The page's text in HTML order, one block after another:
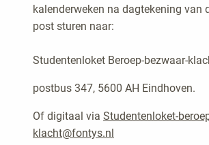
5% van het bedrag van de
vordering;
1% van het bedrag van de
de vordering;
kalenderweken na dagtekening van
post sturen naar:
Studentenloket Beroep-bezwaar-
postbus 347, 5600 AH Eindhoven.
Of digitaal via Studentenloket-
klacht@fontys.nl